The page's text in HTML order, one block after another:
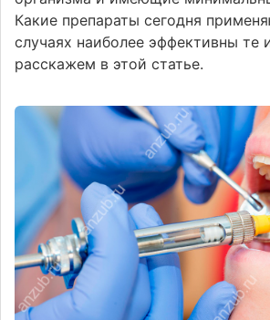
Какие препараты сегодня
случаях наиболее эффективны те
расскажем в этой статье.